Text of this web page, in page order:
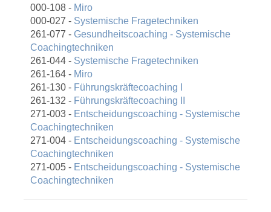
000-108 - Miro
000-027 - Systemische Fragetechniken
261-077 - Gesundheitscoaching - Systemische
Coachingtechniken
261-044 - Systemische Fragetechniken
261-164 - Miro
261-130 - Führungskräftecoaching I
261-132 - Führungskräftecoaching II
271-003 - Entscheidungscoaching - Systemische
Coachingtechniken
271-004 - Entscheidungscoaching - Systemische
Coachingtechniken
271-005 - Entscheidungscoaching - Systemische
Coachingtechniken